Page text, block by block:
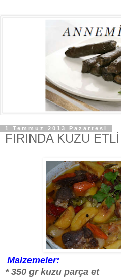
1 Temmuz 2013 Pazartesi
FIRINDA KUZU ETLİ
Malzemeler:
* 350 gr kuzu parça et